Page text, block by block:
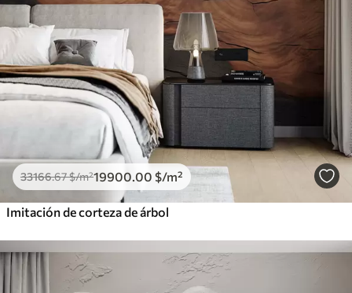
33166.67$/m²19900 .00 $/m²
Imitación de corteza de árbol